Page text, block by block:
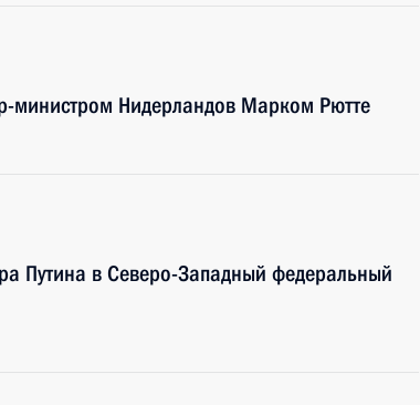
министром Нидерландов Марком Рютте
Путина в Северо-Западный федеральный